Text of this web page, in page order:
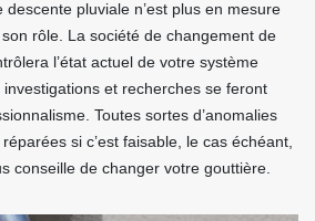
pluviale n’est plus en mesure
rôle. La société de changement de
l’état actuel de votre système
investigations et recherches se feront
Toutes sortes d’anomalies
si c’est faisable, le cas échéant,
conseille de changer votre gouttière.